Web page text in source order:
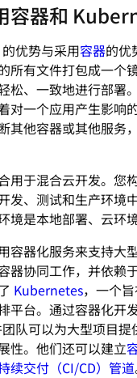
容器和
优势与采用容器的优
所有文件打包成一个
松、一致地进行部署
对一个应用产生影响
其他容器或其他服务
用于混合云开发。您
发、测试和生产环境
境是本地部署、云环
容器化服务来支持大
器协同工作，并依赖
Kubernetes，一个
平台。通过容器化开
队可以为大型项目提
性。他们还可以建立
续交付（CI/CD）管道